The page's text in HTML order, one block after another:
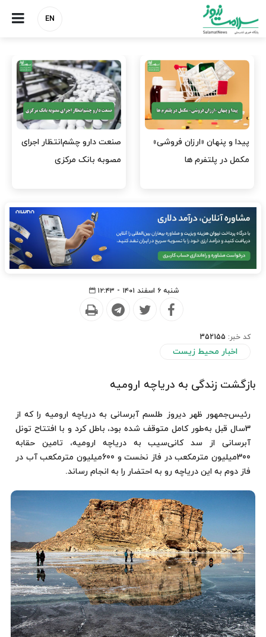
EN
هشدار کانون هموفیلی ایران:
۴ هزار بیمار ۸ ماه است
نسخه وزارت بهداشت برای
مهار پزشک‌نماهای
شنبه ۶ اسفند ۱۴۰۱ - ۱۲:۴۳
کد خبر: 352155
اخبار محیط زیست
بازگشت زندگی به دریاچه ارومیه
رئیس‌جمهور ظهر دیروز طلسم آبرسانی به دریاچه ارومیه را که از
3سال قبل به‌طور کامل متوقف شده بود، باطل کرد و با افتتاح تونل
آبرسانی از سد کانی‌سیب به دریاچه ارومیه، تامین حقابه
300میلیون مترمکعب در فاز نخست و 600میلیون مترمکعب آب در
فاز دوم به این دریاچه رو به احتضار را به انجام رساند.